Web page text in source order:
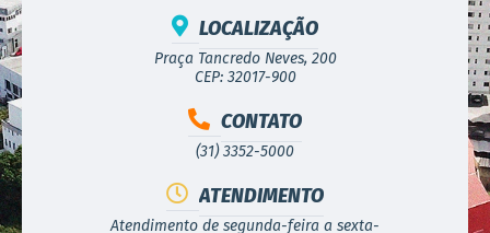
LOCALIZAÇÃO
Praça Tancredo Neves, 200
CEP: 32017-900
CONTATO
(31) 3352-5000
ATENDIMENTO
Atendimento de segunda-feira a sexta-